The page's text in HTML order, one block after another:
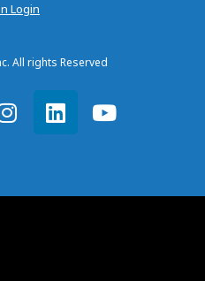
Login
All rights Reserved